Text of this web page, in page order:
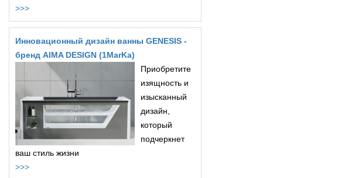
>>>
Инновационный дизайн ванны GENESIS -
бренд AIMA DESIGN (1MarKa)
Приобретите
изящность и
изысканный
дизайн,
который
подчеркнет
ваш стиль жизни
>>>